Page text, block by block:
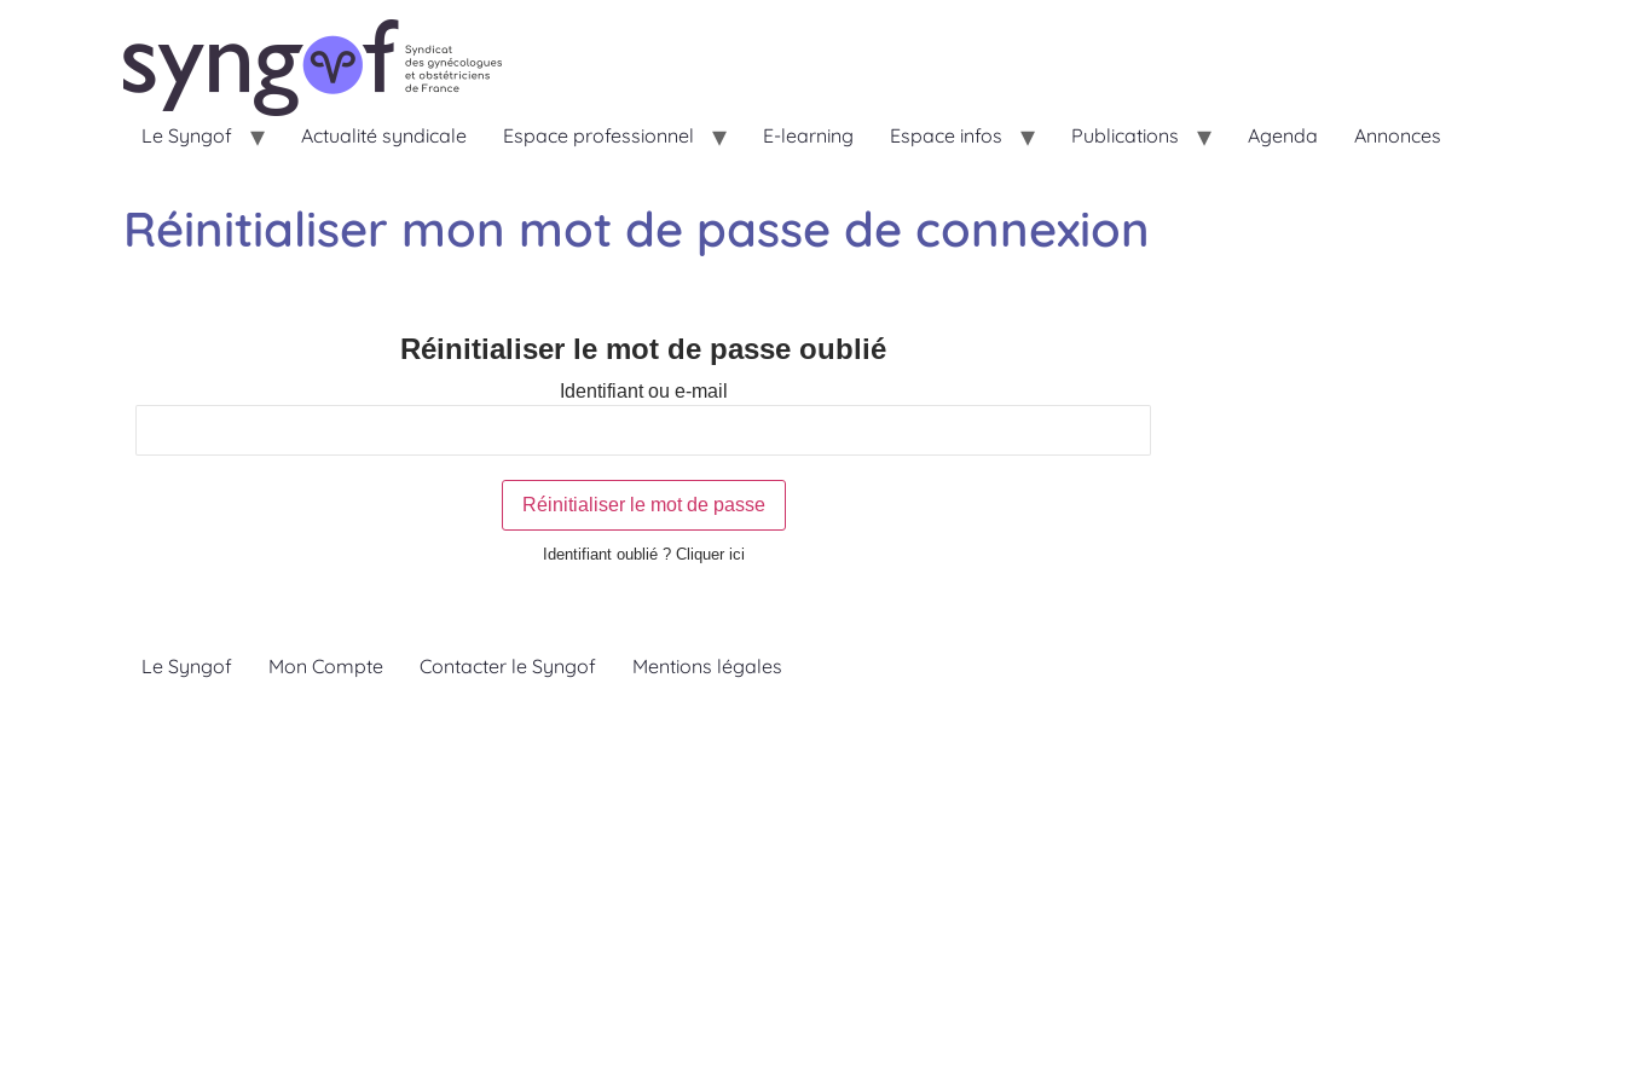
Le Syngof Actualité syndicale Espace professionnel E-learning Espace infos Publications Agenda Annonces
Réinitialiser mon mot de passe de connexion
Réinitialiser le mot de passe oublié
Identifiant ou e-mail
Identifiant oublié ? Cliquer ici
Le Syngof Mon Compte Contacter le Syngof Mentions légales